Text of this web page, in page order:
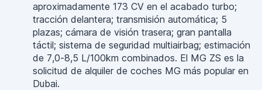
aproximadamente 173 CV en el acabado turbo;
tracción delantera; transmisión automática; 5
plazas; cámara de visión trasera; gran pantalla
táctil; sistema de seguridad multiairbag; estimación
de 7,0-8,5 L/100km combinados. El MG ZS es la
solicitud de alquiler de coches MG más popular en
Dubai.